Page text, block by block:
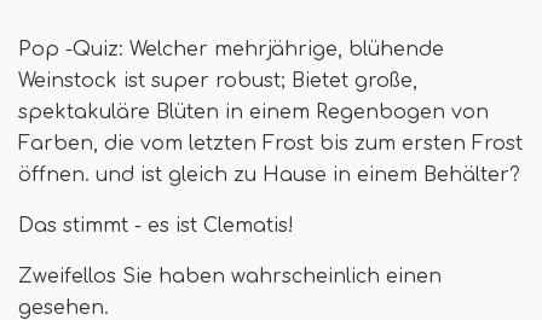
Pop -Quiz: Welcher mehrjährige, blühende
Weinstock ist super robust; Bietet große,
spektakuläre Blüten in einem Regenbogen von
Farben, die vom letzten Frost bis zum ersten Frost
öffnen. und ist gleich zu Hause in einem Behälter?
Das stimmt - es ist Clematis!
Zweifellos Sie haben wahrscheinlich einen
gesehen.